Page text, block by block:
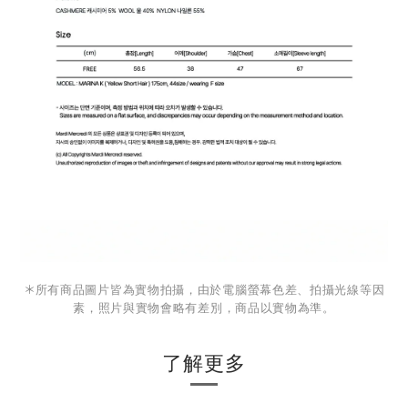
＊所有商品圖片皆為實物拍攝，由於電腦螢幕色差、拍攝光線等因
素，照片與實物會略有差別，商品以實物為準。
了解更多